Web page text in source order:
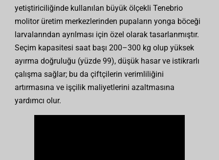
yetiştiriciliğinde kullanılan büyük ölçekli Tenebrio
molitor üretim merkezlerinden pupaların yonga böceği
larvalarından ayrılması için özel olarak tasarlanmıştır.
Seçim kapasitesi saat başı 200–300 kg olup yüksek
ayırma doğruluğu (yüzde 99), düşük hasar ve istikrarlı
çalışma sağlar; bu da çiftçilerin verimliliğini
artırmasına ve işçilik maliyetlerini azaltmasına
yardımcı olur.